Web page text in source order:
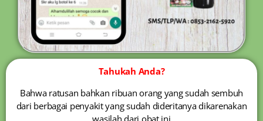
Tahukah Anda?
Bahwa ratusan bahkan ribuan orang yang sudah sembuh
dari berbagai penyakit yang sudah dideritanya dikarenakan
wasilah dari obat ini